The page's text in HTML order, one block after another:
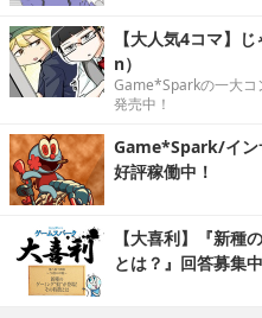
【大人気4コマ】
n）
Game*Sparkの一大コ
発売中！
Game*Spark/イン
好評稼働中！
【大喜利】『新種
とは？』回答募集中